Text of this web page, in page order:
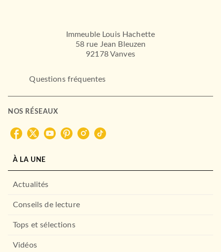
Immeuble Louis Hachette
58 rue Jean Bleuzen
92178 Vanves
Questions fréquentes
NOS RÉSEAUX
À LA UNE
Actualités
Conseils de lecture
Tops et sélections
Vidéos